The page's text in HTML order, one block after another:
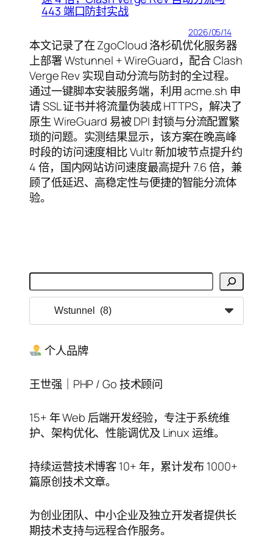
443 端口防封实战
2026/05/14
本文记录了在 ZgoCloud 洛杉矶优化服务器
上部署 Wstunnel + WireGuard，配合 Clash
Verge Rev 实现自动分流与防封的全过程。
通过一键脚本安装服务端，利用 acme.sh 申
请 SSL 证书并将流量伪装成 HTTPS，解决了
原生 WireGuard 易被 DPI 封锁与分流配置繁
琐的问题。实测结果显示，该方案在晚高峰
时段的访问速度相比 Vultr 新加坡节点提升约
4 倍，国内网站访问速度最高提升 7.6 倍，兼
顾了低延迟、高稳定性与便捷的智能分流体
验。
搜
索
分
类
录 个人品牌
王世强｜PHP / Go 技术顾问
15+ 年 Web 后端开发经验，专注于系统维
护、架构优化、性能调优及 Linux 运维。
持续运营技术博客 10+ 年，累计发布 1000+
篇原创技术文章。
为创业团队、中小企业及独立开发者提供长
期技术支持与远程合作服务。